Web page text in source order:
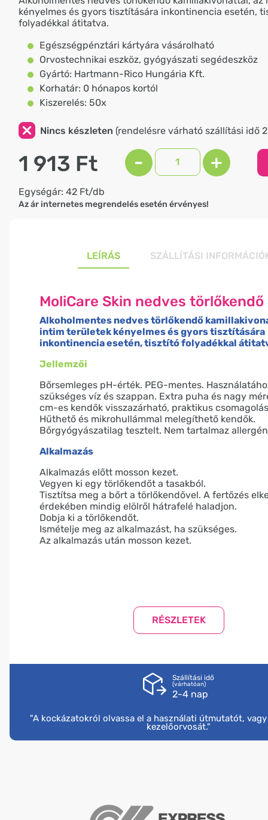
kényelmes és gyors tisztítására inkontinencia esetén,
folyadékkal átitatva.
Egészségpénztári kártyára vásárolható
Orvostechnikai eszköz, gyógyászati segédeszköz
Gyártó: Hartmann-Rico Hungária Kft.
Korhatár: 0 hónapos kortól
Kiszerelés: 50x
Nincs készleten (rendelésre várható szállítási idő
1 913 Ft - +
Egységár: 42 Ft/db
Az ár internetes megrendelés esetén érvényes!
LEÍRÁS SZÁLLÍTÁSI
MoliCare Skin nedves
Alkoholmentes nedves törlőkendő
intim területek kényelmes és gyors tisztítására
inkontinencia esetén, tisztító folyadékkal
Jellemzői
Bőrsemleges pH-érték. PEG-mentes.
szükséges víz és szappan. Extra puha és nagy
cm-es kendők visszazárható, praktikus
Hűthető és mikrohullámmal melegíthető kendők.
Bőrgyógyászatilag tesztelt. Nem tartalmaz
Alkalmazás
Alkalmazás előtt mosson kezet.
Vegyen ki egy törlőkendőt a tasakból.
Tisztítsa meg a bőrt a törlőkendővel. A fertőzés
érdekében mindig elölről hátrafelé haladjon.
Dobja ki a törlőkendőt.
Ismételje meg az alkalmazást, ha szükséges.
Az alkalmazás után mosson kezet.
Szállítási idő
(várhatóan)
2-4 nap
"A kockázatokról olvassa el a használati útmutatót,
kezelőorvosát."